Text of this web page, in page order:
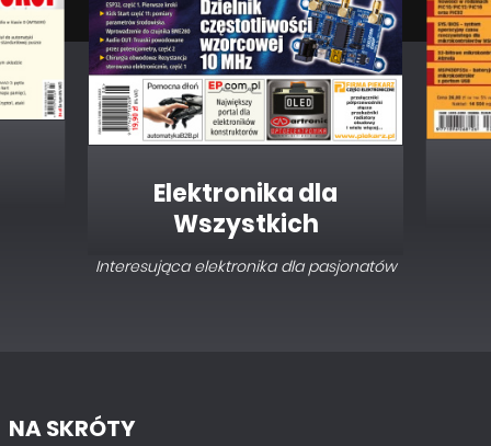
Elektronika dla
Wszystkich
Interesująca elektronika dla pasjonatów
NA SKRÓTY